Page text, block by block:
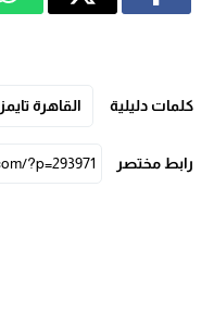
كلمات دليلية القاهرة تايمز
رابط مختصر